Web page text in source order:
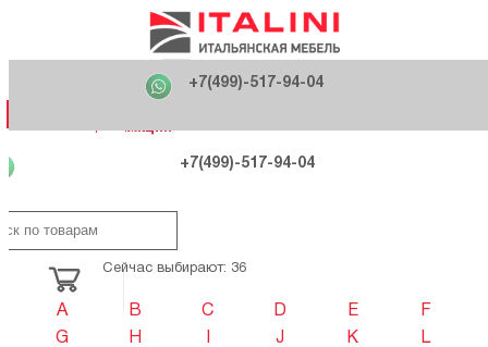
+7(499)-517-94-04
Фабрики
Распродажа
Как купить
О компании
Акция
+7(499)-517-94-04
121170 , г. Москва,
ул. Кутузовский проспект, д. 36 стр.3
+7(499)-517-94-04
Сейчас выбирают: 36
A B C D E
F
G
H J K
L